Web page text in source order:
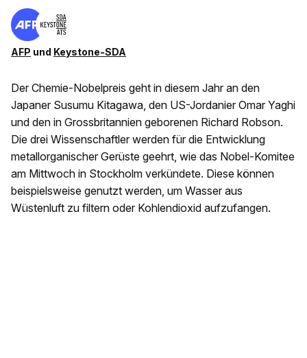
AFP und Keystone-SDA
Der Chemie-Nobelpreis geht in diesem Jahr an den
Japaner Susumu Kitagawa, den US-Jordanier Omar Yaghi
und den in Grossbritannien geborenen Richard Robson.
Die drei Wissenschaftler werden für die Entwicklung
metallorganischer Gerüste geehrt, wie das Nobel-Komitee
am Mittwoch in Stockholm verkündete. Diese können
beispielsweise genutzt werden, um Wasser aus
Wüstenluft zu filtern oder Kohlendioxid aufzufangen.